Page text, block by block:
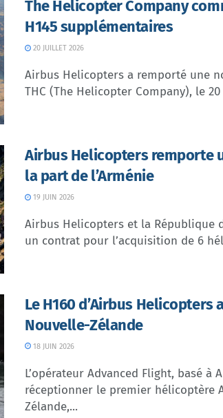
The Helicopter Company
H145 supplémentaires
20 JUILLET 2026
Airbus Helicopters a remporté une
THC (The Helicopter Company), le
Airbus Helicopters remporte
la part de l’Arménie
19 JUIN 2026
Airbus Helicopters et la République
un contrat pour l’acquisition de 6
Le H160 d’Airbus Helicopters
Nouvelle-Zélande
18 JUIN 2026
L’opérateur Advanced Flight, basé à
réceptionner le premier hélicoptère
Zélande,...